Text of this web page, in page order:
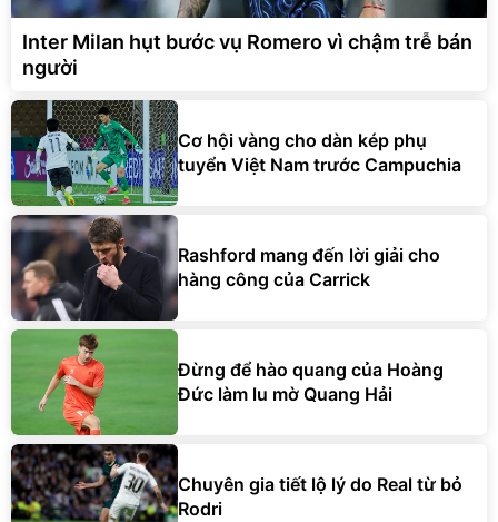
Inter Milan hụt bước vụ Romero vì chậm trễ bán
người
Cơ hội vàng cho dàn kép phụ
tuyển Việt Nam trước Campuchia
Rashford mang đến lời giải cho
hàng công của Carrick
Đừng để hào quang của Hoàng
Đức làm lu mờ Quang Hải
Chuyên gia tiết lộ lý do Real từ bỏ
Rodri